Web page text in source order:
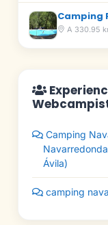
Camping
A 330.95
Camping
Ávila)
camping